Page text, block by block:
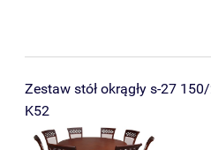
Zestaw stół okrągły s-27
K52